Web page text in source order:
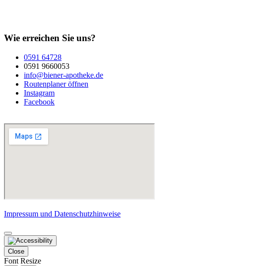
Wie erreichen Sie uns?
0591 64728
0591 9660053
info@biener-apotheke.de
Routenplaner öffnen
Instagram
Facebook
Impressum und Datenschutzhinweise
Close
Font Resize